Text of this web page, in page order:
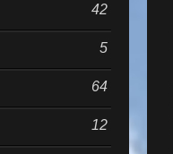
42
5
64
12